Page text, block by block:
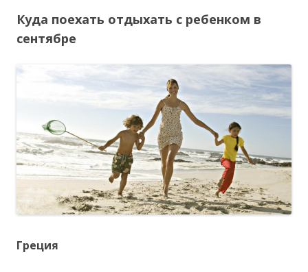
Куда поехать отдыхать с ребенком в
сентябре
Греция